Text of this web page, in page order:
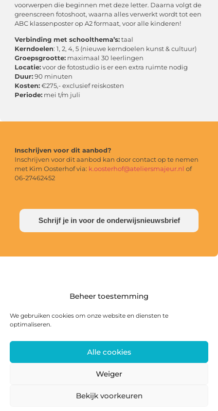
Beheer toestemming
We gebruiken cookies om onze website en diensten te
optimaliseren.
Alle cookies
Weiger
Bekijk voorkeuren
voorwerpen die beginnen met deze letter. Daarna volgt de
greenscreen fotoshoot, waarna alles verwerkt wordt tot een
ABC klassenposter op A2 formaat, voor alle kinderen!
Verbinding met schoolthema’s:taal
Kerndoelen: 1, 2, 4, 5 (nieuwe kerndoelen kunst & cultuur)
Groepsgrootte: maximaal 30 leerlingen
Locatie:voor de fotostudio is er een extra ruimte nodig
Duur:90 minuten
Kosten:€275,- exclusief reiskosten
Periode: mei t/m juli
Inschrijven voor dit aanbod?
Inschrijven voor dit aanbod kan door contact op te nemen
met Kim Oosterhof via: k.oosterhof@ateliersmajeur.nl of
06-27462452
Schrijf je in voor de onderwijsnieuwsbrief
Postadres: Postbus 285, 8440 AG Heerenveen |
Bezoekadres: Zwanedrift 2, 8446 KS Heerenveen
0513 468 158 | info@ateliersmajeur.nl